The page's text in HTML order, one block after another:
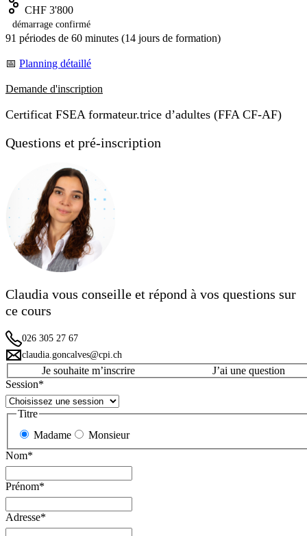
CHF 3'800
démarrage confirmé
91 périodes de 60 minutes (14 jours de formation)
📅 Planning détaillé
Demande d'inscription
Certificat FSEA formateur.trice d’adultes (FFA CF-AF)
Questions et pré-inscription
Claudia vous conseille et répond à vos questions sur
ce cours
026 305 27 67
claudia.goncalves@cpi.ch
Je souhaite m’inscrire
J’ai une question
Session*
Titre
Madame
Monsieur
Nom*
Prénom*
Adresse*